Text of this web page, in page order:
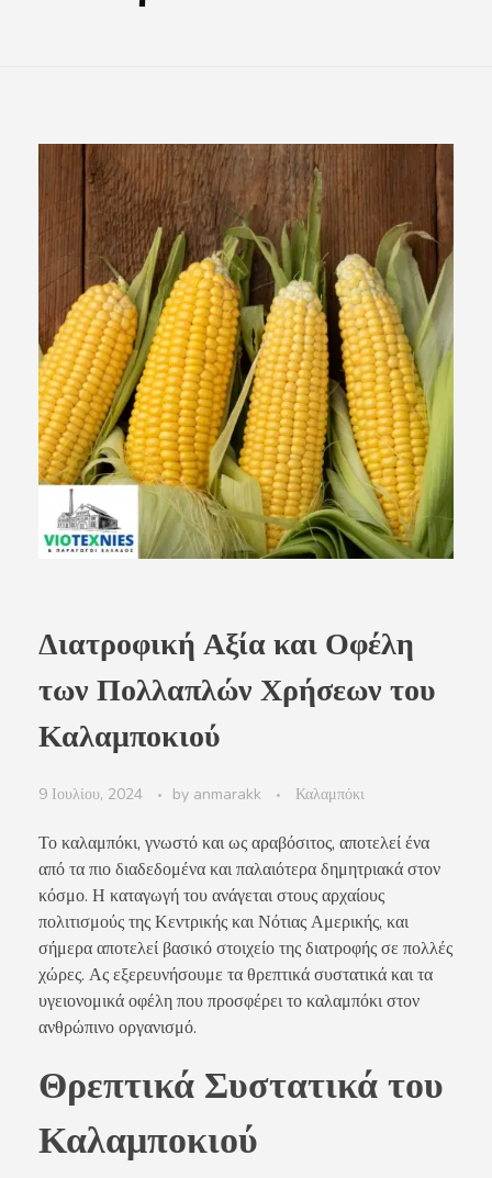
Επικοινωνία
Άρθρα
Αγαπημένα –0
Διατροφική Αξία και Οφέλη
των Πολλαπλών Χρήσεων του
Καλαμποκιού
9 Ιουλίου, 2024 by anmarakk Καλαμπόκι
Το καλαμπόκι, γνωστό και ως αραβόσιτος, αποτελεί ένα
από τα πιο διαδεδομένα και παλαιότερα δημητριακά στον
κόσμο. Η καταγωγή του ανάγεται στους αρχαίους
πολιτισμούς της Κεντρικής και Νότιας Αμερικής, και
σήμερα αποτελεί βασικό στοιχείο της διατροφής σε πολλές
χώρες. Ας εξερευνήσουμε τα θρεπτικά συστατικά και τα
υγειονομικά οφέλη που προσφέρει το καλαμπόκι στον
ανθρώπινο οργανισμό.
Θρεπτικά Συστατικά του
Καλαμποκιού